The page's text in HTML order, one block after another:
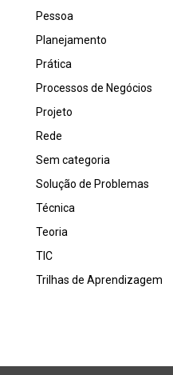
Pessoa
Planejamento
Prática
Processos de Negócios
Projeto
Rede
Sem categoria
Solução de Problemas
Técnica
Teoria
TIC
Trilhas de Aprendizagem